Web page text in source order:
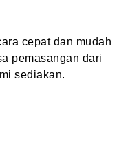
cepat dan mudah
pemasangan dari
sediakan.